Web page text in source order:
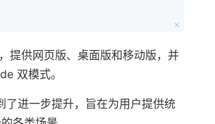
提供网页版、桌面版和移动版，并
双模式。
了进一步提升，旨在为用户提供统